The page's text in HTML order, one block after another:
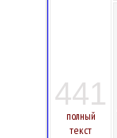
441
полный
текст